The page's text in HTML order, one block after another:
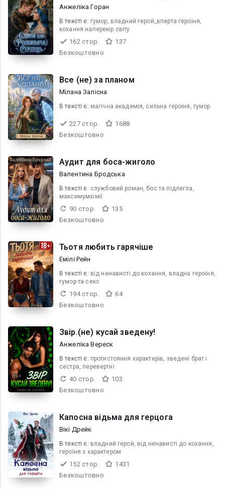
Анжеліка Горан
В текcті є: гумор, владний герой_вперта героїня,
кохання наперекір світу
162 стор.
137
Безкоштовно
Все (не) за планом
Мілана Залісна
В текcті є: магічна академія, сильна героїня, гумор
227 стор.
1688
Безкоштовно
Аудит для боса-жиголо
Валентина Бродська
В текcті є: службовий роман, бос та підлегла,
максимумхімії
90 стор.
135
Безкоштовно
Тьотя любить гарячіше
Емілі Рейн
В текcті є: від ненависті до кохання, владна героїня,
гумор та секс
194 стор.
64
Безкоштовно
Звір.(не) кусай зведену!
Анжеліка Вереск
В текcті є: протистояння характерів, зведені брат і
сестра, перевертні
40 стор.
103
Безкоштовно
Капосна відьма для герцога
Вікі Дрейк
В текcті є: владний герой, від ненависті до кохання,
героїня з характером
152 стор.
1431
Безкоштовно